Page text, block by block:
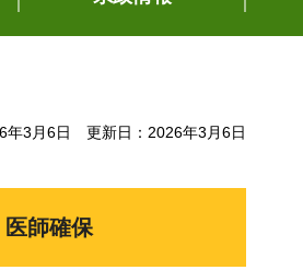
年3月6日 更新日：2026年3月6日
医師確保